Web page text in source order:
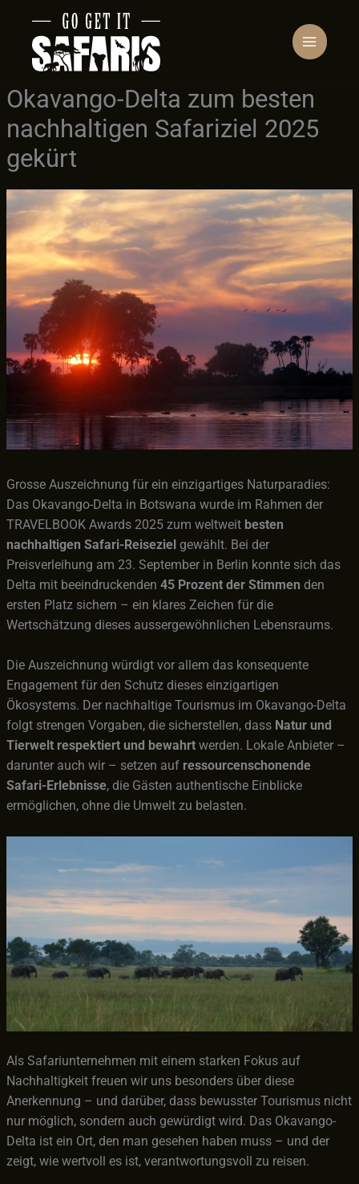
springen
Okavango-Delta zum besten
nachhaltigen Safariziel 2025
gekürt
Grosse Auszeichnung für ein einzigartiges Naturparadies:
Das Okavango-Delta in Botswana wurde im Rahmen der
TRAVELBOOK Awards 2025 zum weltweit besten
nachhaltigen Safari-Reiseziel gewählt. Bei der
Preisverleihung am 23. September in Berlin konnte sich das
Delta mit beeindruckenden45 Prozent der Stimmen den
ersten Platz sichern – ein klares Zeichen für die
Wertschätzung dieses aussergewöhnlichen Lebensraums.
Die Auszeichnung würdigt vor allem das konsequente
Engagement für den Schutz dieses einzigartigen
Ökosystems. Der nachhaltige Tourismus im Okavango-Delta
folgt strengen Vorgaben, die sicherstellen, dass Natur und
Tierwelt respektiert und bewahrt werden. Lokale Anbieter –
darunter auch wir – setzen auf ressourcenschonende
Safari-Erlebnisse, die Gästen authentische Einblicke
ermöglichen, ohne die Umwelt zu belasten.
Als Safariunternehmen mit einem starken Fokus auf
Nachhaltigkeit freuen wir uns besonders über diese
Anerkennung – und darüber, dass bewusster Tourismus nicht
nur möglich, sondern auch gewürdigt wird. Das Okavango-
Delta ist ein Ort, den man gesehen haben muss – und der
zeigt, wie wertvoll es ist, verantwortungsvoll zu reisen.